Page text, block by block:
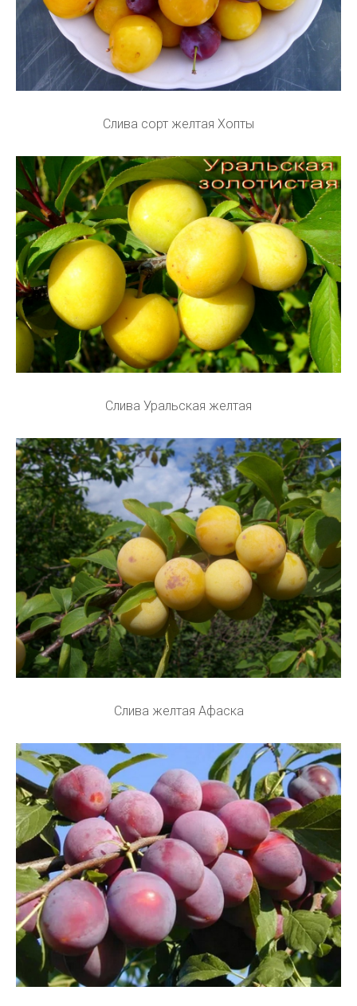
Слива сорт желтая Хопты
Слива Уральская желтая
Слива желтая Афаска